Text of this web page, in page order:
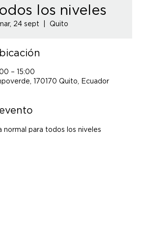
los niveles
24 sept Quito
– 15:00
170170 Quito, Ecuador
normal para todos los niveles